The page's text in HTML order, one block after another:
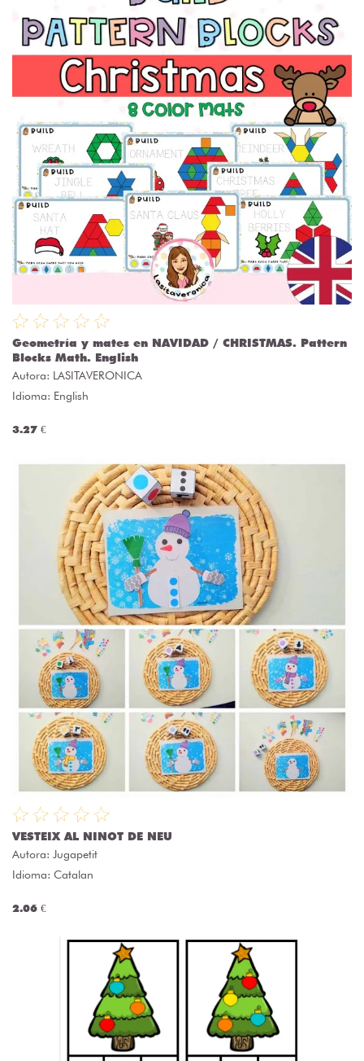
Geometría y mates en NAVIDAD / CHRISTMAS. Pattern
Blocks Math. English
Autora: LASITAVERONICA
Idioma: English
3.27 €
VESTEIX AL NINOT DE NEU
Autora: Jugapetit
Idioma: Catalan
2.06 €